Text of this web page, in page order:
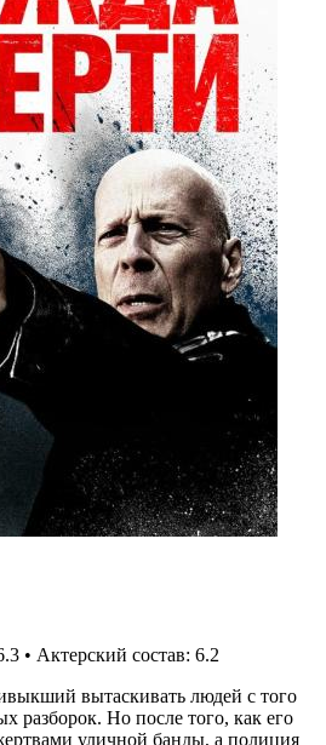
• Актерский состав: 6.2
вытаскивать людей с того
разборок. Но после того, как его
уличной банды, а полиция